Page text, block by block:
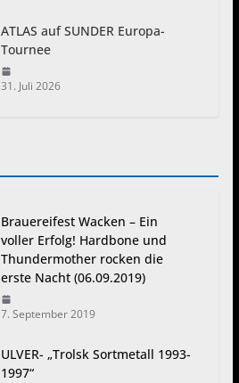
ATLAS auf SUNDER Europa-
Tournee
31. Juli 2026
Brauereifest Wacken – Ein
voller Erfolg! Hardbone und
Thundermother rocken die
erste Nacht (06.09.2019)
7. September 2019
ULVER- „Trolsk Sortmetall 1993-
1997“